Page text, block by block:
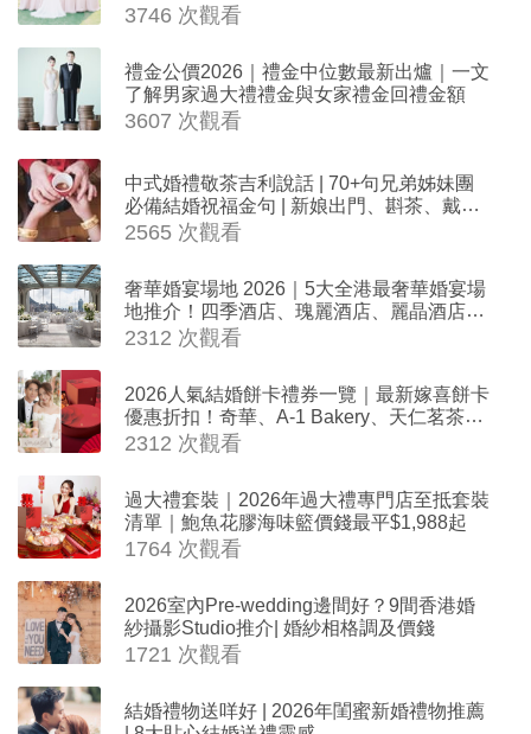
3746 次觀看
禮金公價2026｜禮金中位數最新出爐｜一文
了解男家過大禮禮金與女家禮金回禮金額
3607 次觀看
中式婚禮敬茶吉利說話 | 70+句兄弟姊妹團
必備結婚祝福金句 | 新娘出門、斟茶、戴金
器時金句
2565 次觀看
奢華婚宴場地 2026｜5大全港最奢華婚宴場
地推介！四季酒店、瑰麗酒店、麗晶酒店、
Cloud 39、合和酒店 打造夢幻氣派婚禮
2312 次觀看
2026人氣結婚餅卡禮券一覽｜最新嫁喜餅卡
優惠折扣！奇華、A-1 Bakery、天仁茗茶、
ROYCE'、Paul Lafayet、agnès b.
2312 次觀看
過大禮套裝｜2026年過大禮專門店至抵套裝
清單｜鮑魚花膠海味籃價錢最平$1,988起
1764 次觀看
2026室內Pre-wedding邊間好？9間香港婚
紗攝影Studio推介| 婚紗相格調及價錢
1721 次觀看
結婚禮物送咩好 | 2026年閨蜜新婚禮物推薦